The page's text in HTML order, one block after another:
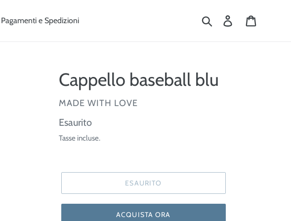
Pagamenti e Spedizioni Cerca Accedi
Cappello baseball blu
VENDITORE
MADE WITH LOVE
Prezzo
di
Esaurito
Tasse incluse.
ESAURITO
ACQUISTA ORA